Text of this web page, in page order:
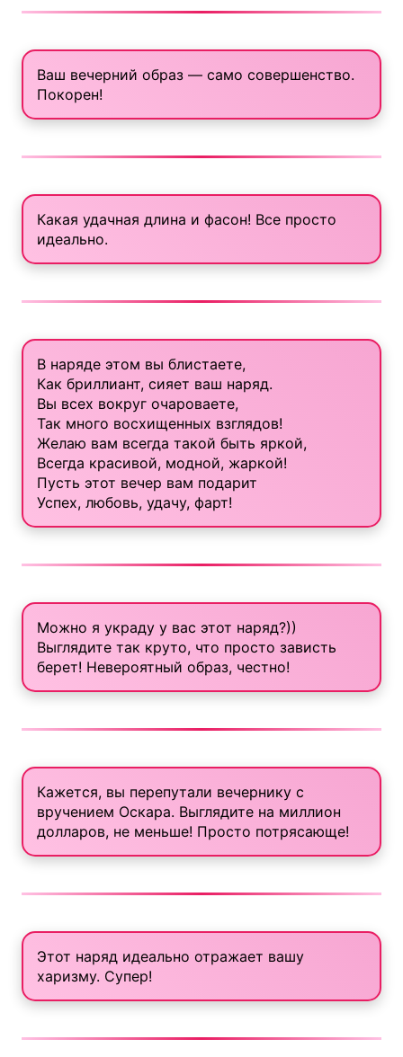
Ваш вечерний образ — само совершенство.
Покорен!
Какая удачная длина и фасон! Все просто
идеально.
В наряде этом вы блистаете,
Как бриллиант, сияет ваш наряд.
Вы всех вокруг очароваете,
Так много восхищенных взглядов!
Желаю вам всегда такой быть яркой,
Всегда красивой, модной, жаркой!
Пусть этот вечер вам подарит
Успех, любовь, удачу, фарт!
Можно я украду у вас этот наряд?))
Выглядите так круто, что просто зависть
берет! Невероятный образ, честно!
Кажется, вы перепутали вечернику с
вручением Оскара. Выглядите на миллион
долларов, не меньше! Просто потрясающе!
Этот наряд идеально отражает вашу
харизму. Супер!